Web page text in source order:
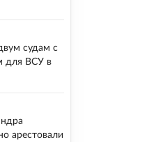
судам с
для ВСУ в
арестовали